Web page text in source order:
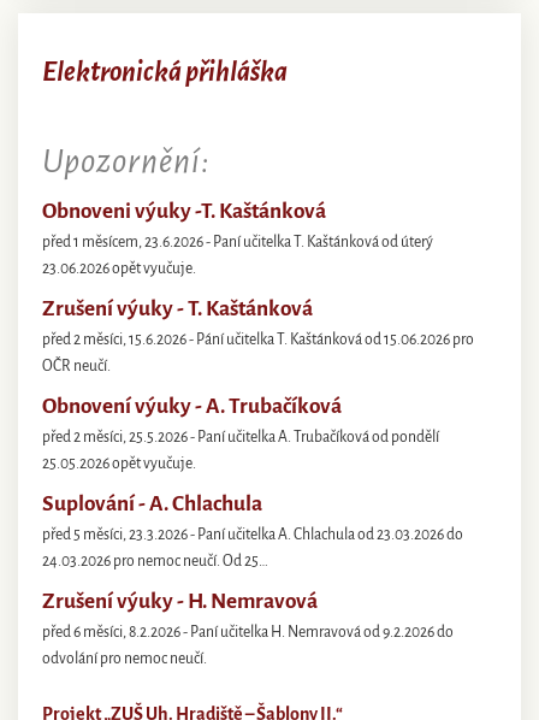
Elektronická přihláška
Upozornění:
Obnoveni výuky -T. Kaštánková
před 1 měsícem, 23.6.2026 - Paní učitelka T. Kaštánková od úterý
23.06.2026 opět vyučuje.
Zrušení výuky - T. Kaštánková
před 2 měsíci, 15.6.2026 - Pání učitelka T. Kaštánková od 15.06.2026 pro
OČR neučí.
Obnovení výuky - A. Trubačíková
před 2 měsíci, 25.5.2026 - Paní učitelka A. Trubačíková od pondělí
25.05.2026 opět vyučuje.
Suplování - A. Chlachula
před 5 měsíci, 23.3.2026 - Paní učitelka A. Chlachula od 23.03.2026 do
24.03.2026 pro nemoc neučí. Od 25…
Zrušení výuky - H. Nemravová
před 6 měsíci, 8.2.2026 - Paní učitelka H. Nemravová od 9.2.2026 do
odvolání pro nemoc neučí.
Projekt „ZUŠ Uh. Hradiště – Šablony II.“